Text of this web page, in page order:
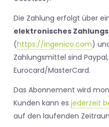
Die Zahlung erfolgt über
elektronisches
(https://ingenico.com)
Zahlungsmittel sind
Eurocard/MasterCard.
Das Abonnement wird
Kunden kann es jederzeit
auf den laufenden